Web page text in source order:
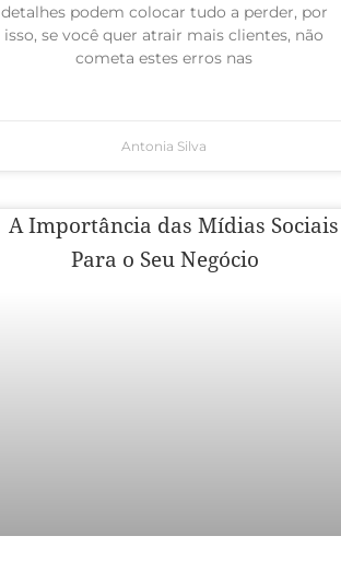
detalhes podem colocar tudo a perder, por
isso, se você quer atrair mais clientes, não
cometa estes erros nas
Antonia Silva